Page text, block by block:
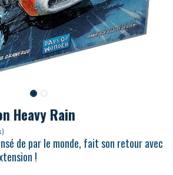
Heavy Rain
de par le monde, fait son retour avec
!